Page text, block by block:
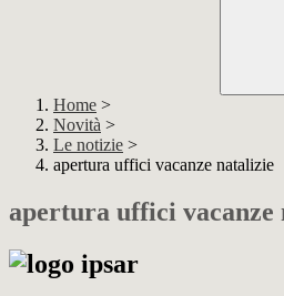
Home >
Novità >
Le notizie >
apertura uffici vacanze natalizie
apertura uffici vacanze